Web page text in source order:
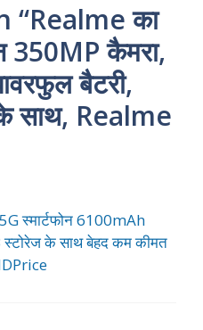
का
350MP कैमरा,
बैटरी,
साथ, Realme
स्मार्टफोन 6100mAh
के साथ बेहद कम कीमत